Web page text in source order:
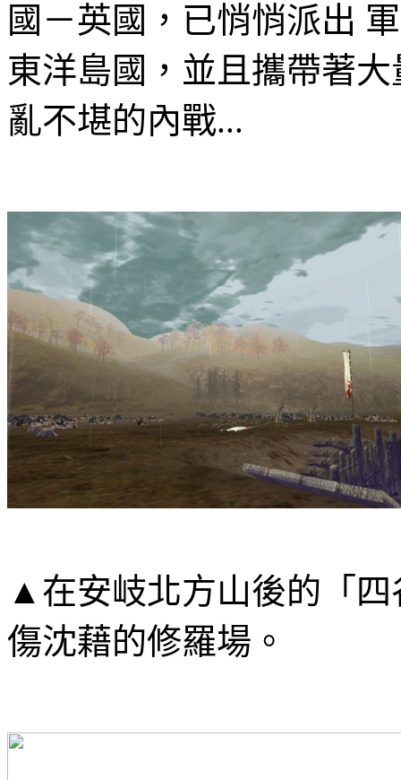
國－英國，已悄悄派出
東洋島國，並且攜帶著
亂不堪的內戰...
▲ 在安岐北方山後的「
傷沈藉的修羅場。